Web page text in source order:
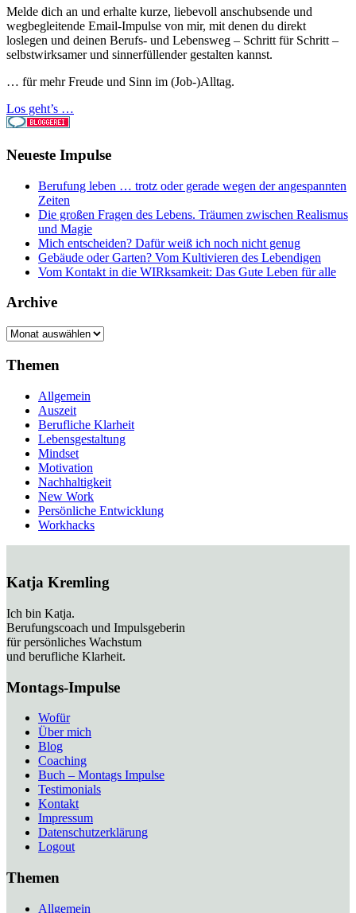
Melde dich an und erhalte kurze, liebevoll anschubsende und
wegbegleitende Email-Impulse von mir, mit denen du direkt
loslegen und deinen Berufs- und Lebensweg – Schritt für Schritt –
selbstwirksamer und sinnerfüllender gestalten kannst.
… für mehr Freude und Sinn im (Job-)Alltag.
Los geht’s …
Neueste Impulse
Berufung leben … trotz oder gerade wegen der angespannten
Zeiten
Die großen Fragen des Lebens. Träumen zwischen Realismus
und Magie
Mich entscheiden? Dafür weiß ich noch nicht genug
Gebäude oder Garten? Vom Kultivieren des Lebendigen
Vom Kontakt in die WIRksamkeit: Das Gute Leben für alle
Archive
Archive
Themen
Allgemein
Auszeit
Berufliche Klarheit
Lebensgestaltung
Mindset
Motivation
Nachhaltigkeit
New Work
Persönliche Entwicklung
Workhacks
Katja Kremling
Ich bin Katja.
Berufungscoach und Impulsgeberin
für persönliches Wachstum
und berufliche Klarheit.
Montags-Impulse
Wofür
Über mich
Blog
Coaching
Buch – Montags Impulse
Testimonials
Kontakt
Impressum
Datenschutzerklärung
Logout
Themen
Allgemein